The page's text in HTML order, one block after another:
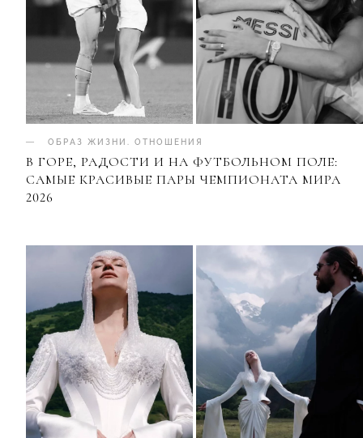
ОБРАЗ ЖИЗНИ ОТНОШЕНИЯ
В ГОРЕ, РАДОСТИ И НА ФУТБОЛЬНОМ ПОЛЕ:
САМЫЕ КРАСИВЫЕ ПАРЫ ЧЕМПИОНАТА МИРА
2026